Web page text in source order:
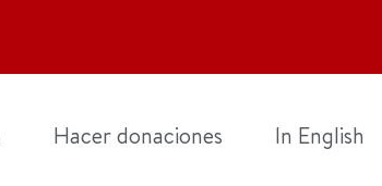
Hacer donaciones In English